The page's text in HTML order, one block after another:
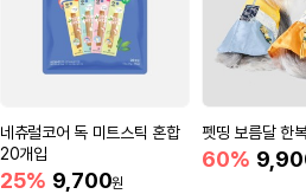
네츄럴코어 독 미트스틱 혼합
20개입
25% 9,700원
펫띵 보름달 한
60%